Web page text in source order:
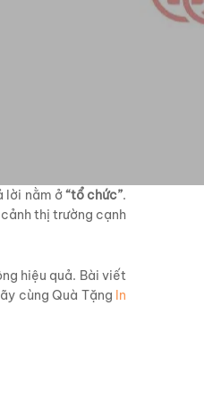
lời nằm ở“tổ chức”.
thị trường cạnh
hiệu quả. Bài viết
cùng Quà Tặng In